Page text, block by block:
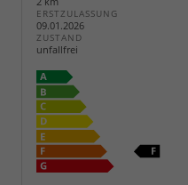
ERSTZULASSUNG
09.01.2026
ZUSTAND
unfallfrei